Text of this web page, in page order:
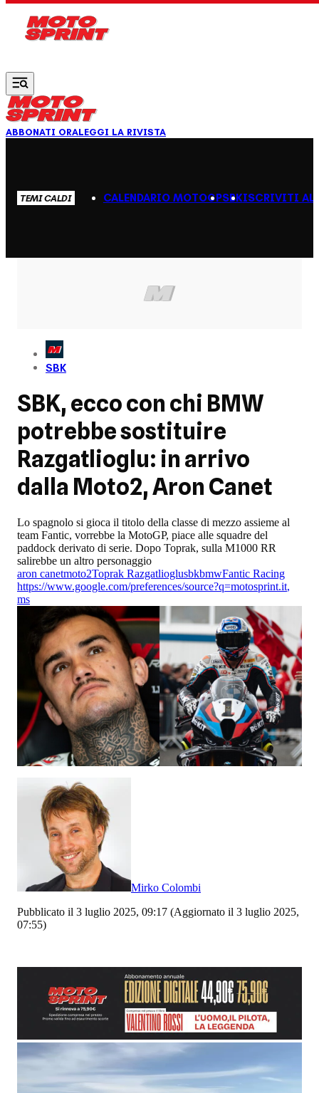
ABBONATI ORALEGGI LA RIVISTA
TEMI CALDI CALENDARIO MOTOGPSBKISCRIVITI AL
SBK
SBK, ecco con chi BMW
potrebbe sostituire
Razgatlioglu: in arrivo
dalla Moto2, Aron Canet
Lo spagnolo si gioca il titolo della classe di mezzo assieme al
team Fantic, vorrebbe la MotoGP, piace alle squadre del
paddock derivato di serie. Dopo Toprak, sulla M1000 RR
salirebbe un altro personaggio
aron canetmoto2Toprak RazgatlioglusbkbmwFantic Racing
https://www.google.com/preferences/source?q=motosprint.it,
ms
Mirko Colombi
Pubblicato il 3 luglio 2025, 09:17 (Aggiornato il 3 luglio 2025,
07:55)